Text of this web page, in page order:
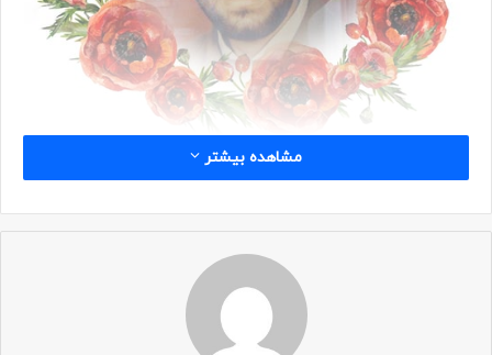
شناسه
مشاهده بیشتر